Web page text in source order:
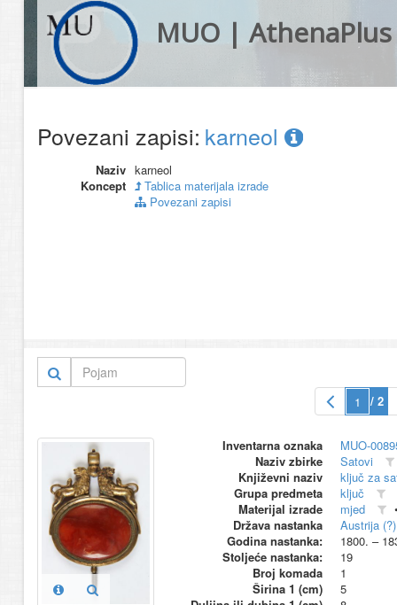
MUO | AthenaPlus
Povezani zapisi: karneol
Naziv karneol
Koncept
Tablica materijala izrade
Povezani zapisi
/ 2
Inventarna oznaka
MUO-
Naziv zbirke
Satovi
Književni naziv
ključ za
Grupa predmeta
ključ
Materijal izrade
mjed
Država nastanka
Austrija (?)
Godina nastanka:
1800. –
Stoljeće nastanka:
19
Broj komada
1
Širina 1 (cm)
5